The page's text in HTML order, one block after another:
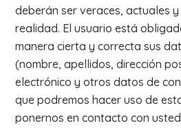
deberán ser veraces, actuales
realidad. El usuario está
manera cierta y correcta sus
(nombre, apellidos, dirección
electrónico y otros datos de
que podremos hacer uso de
ponernos en contacto con usted